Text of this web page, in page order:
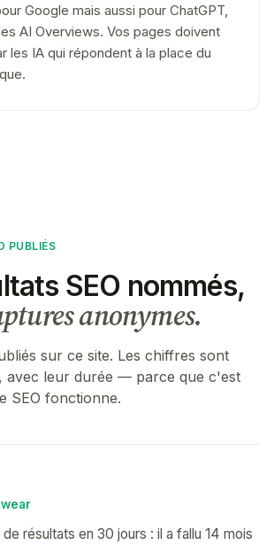
Google mais aussi pour ChatGPT,
AI Overviews. Vos pages doivent
les IA qui répondent à la place du
PUBLIÉS
SEO nommés,
anonymes.
sur ce site. Les chiffres sont
avec leur durée — parce que c'est
SEO fonctionne.
résultats en 30 jours : il a fallu 14 mois